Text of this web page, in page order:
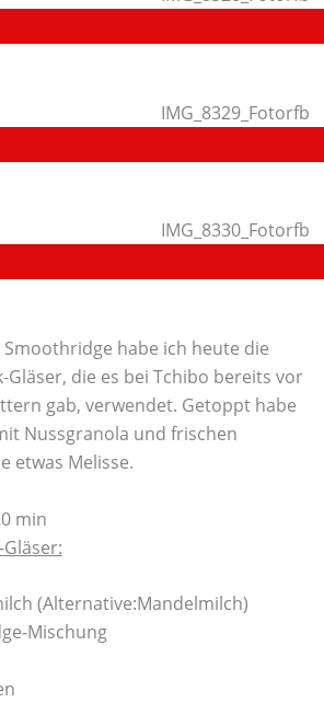
habe ich heute die
Gläser, die es bei Tchibo bereits vor
gab, verwendet. Getoppt habe
Nussgranola und frischen
etwas Melisse.
min
(Alternative:Mandelmilch)
Mischung